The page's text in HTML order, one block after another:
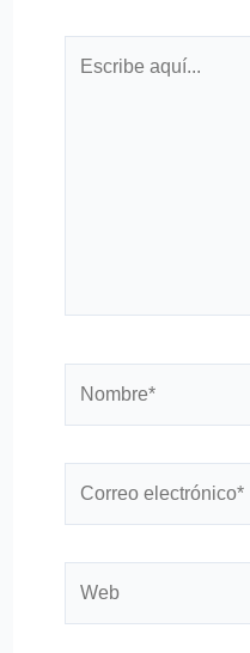
Escribe
Nombre*
Correo
electrónico*
Web